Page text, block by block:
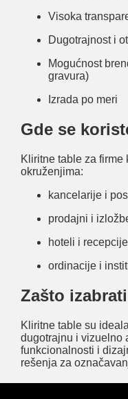
Visoka
Dugotrajnost i
Mogućnost
gravura)
Izrada po meri
Gde se
Kliritne table za
okruženjima:
kancelarije i
prodajni i
hoteli i recepcije
ordinacije i
Zašto
Kliritne table su
dugotrajnu i vizuelno
funkcionalnosti i
rešenja za